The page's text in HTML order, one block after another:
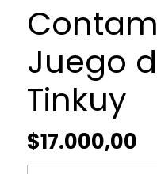
Juego
Tinkuy
$17.000,00